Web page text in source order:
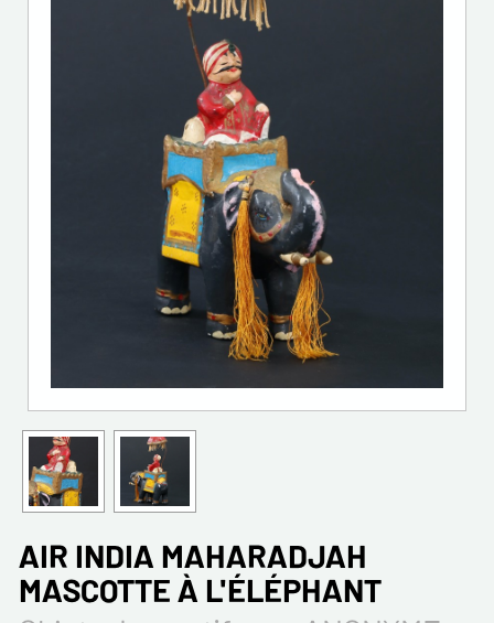
AIR INDIA MAHARADJAH
MASCOTTE À L'ÉLÉPHANT